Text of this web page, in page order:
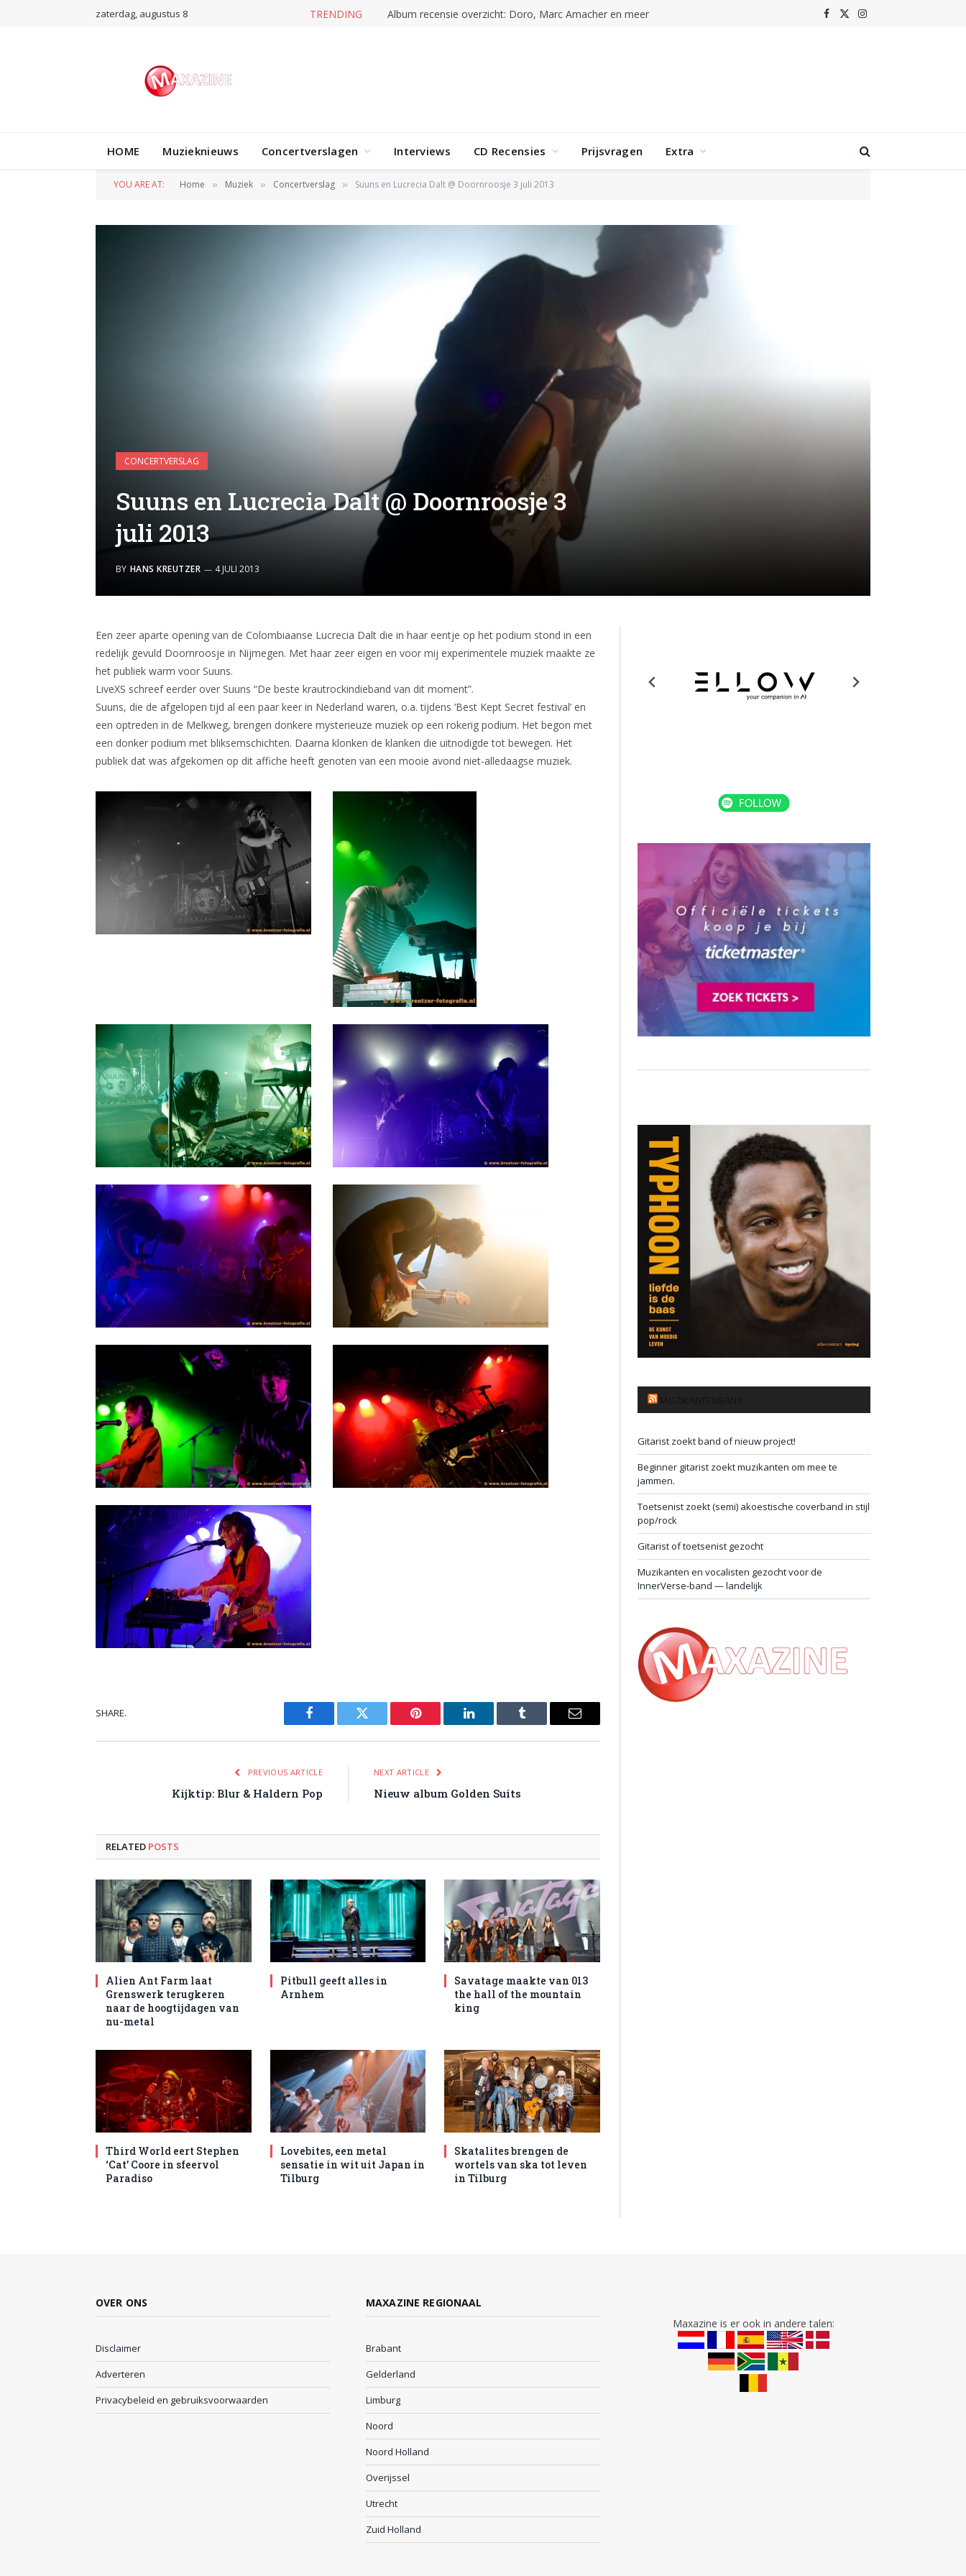
zaterdag, augustus 8 TRENDING Album recensie overzicht: Doro, Marc Amacher en meer Facebook
X
Instagram
HOME Muzieknieuws Concertverslagen Interviews CD Recensies Prijsvragen Extra
YOU ARE AT: Home » Muziek » Concertverslag » Suuns en Lucrecia Dalt @ Doornroosje 3 juli 2013
CONCERTVERSLAG
Suuns en Lucrecia Dalt @ Doornroosje 3
juli 2013
BY HANS KREUTZER 4 JULI 2013
Een zeer aparte opening van de Colombiaanse Lucrecia Dalt die in haar eentje op het podium stond in een
redelijk gevuld Doornroosje in Nijmegen. Met haar zeer eigen en voor mij experimentele muziek maakte ze
het publiek warm voor Suuns.
LiveXS schreef eerder over Suuns “De beste krautrockindieband van dit moment”.
Suuns, die de afgelopen tijd al een paar keer in Nederland waren, o.a. tijdens ‘Best Kept Secret festival’ en
een optreden in de Melkweg, brengen donkere mysterieuze muziek op een rokerig podium. Het begon met
een donker podium met bliksemschichten. Daarna klonken de klanken die uitnodigde tot bewegen. Het
publiek dat was afgekomen op dit affiche heeft genoten van een mooie avond niet-alledaagse muziek.
SHARE.
Facebook Twitter Pinterest LinkedIn Tumblr Email
PREVIOUS ARTICLE
Kijktip: Blur & Haldern Pop
NEXT ARTICLE
Nieuw album Golden Suits
RELATED POSTS
Alien Ant Farm laat
Grenswerk terugkeren
naar de hoogtijdagen van
nu-metal
Pitbull geeft alles in
Arnhem
Savatage maakte van 013
the hall of the mountain
king
Third World eert Stephen
‘Cat’ Coore in sfeervol
Paradiso
Lovebites, een metal
sensatie in wit uit Japan in
Tilburg
Skatalites brengen de
wortels van ska tot leven
in Tilburg
Gitarist zoekt band of nieuw project!
Beginner gitarist zoekt muzikanten om mee te
jammen.
Toetsenist zoekt (semi) akoestische coverband in stijl
pop/rock
Gitarist of toetsenist gezocht
Muzikanten en vocalisten gezocht voor de
InnerVerse-band — landelijk
OVER ONS
Disclaimer
Adverteren
Privacybeleid en gebruiksvoorwaarden
MAXAZINE REGIONAAL
Brabant
Gelderland
Limburg
Noord
Noord Holland
Overijssel
Utrecht
Zuid Holland
Maxazine is er ook in andere talen: